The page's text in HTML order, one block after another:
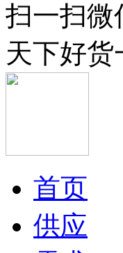
扫一扫微
天下好货
首页
供应